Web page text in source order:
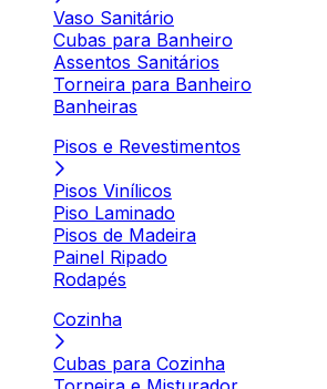
Vaso Sanitário
Cubas para Banheiro
Assentos Sanitários
Torneira para Banheiro
Banheiras
Pisos e Revestimentos
Pisos Vinílicos
Piso Laminado
Pisos de Madeira
Painel Ripado
Rodapés
Cozinha
Cubas para Cozinha